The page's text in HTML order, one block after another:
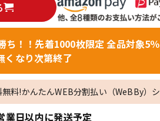
ち！！先着1000枚限定 全品対象5
なり次第終了
料!かんたんWEB分割払い（WeBBy）
業日以内に発送予定